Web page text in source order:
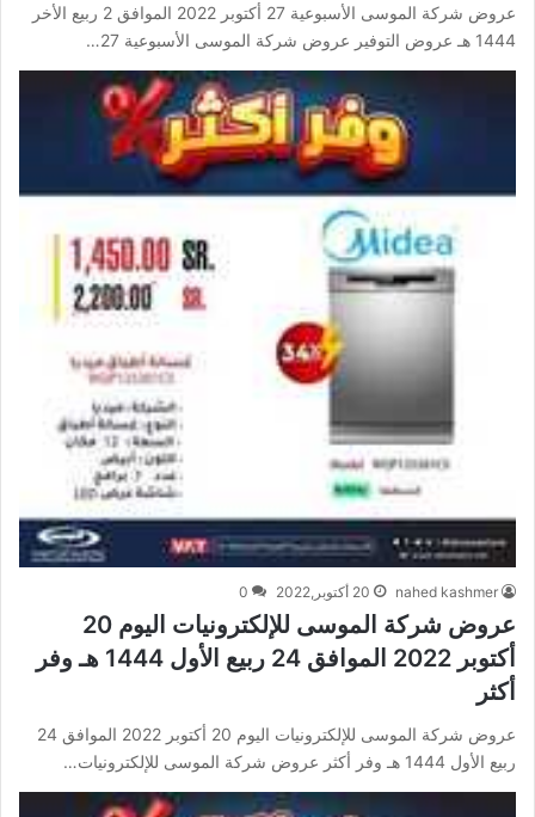
عروض شركة الموسى الأسبوعية 27 أكتوبر 2022 الموافق 2 ربيع الأخر
1444 هـ عروض التوفير عروض شركة الموسى الأسبوعية 27…
nahed kashmer 20 أكتوبر,2022 0
عروض شركة الموسى للإلكترونيات اليوم 20
أكتوبر 2022 الموافق 24 ربيع الأول 1444 هـ وفر
أكثر
عروض شركة الموسى للإلكترونيات اليوم 20 أكتوبر 2022 الموافق 24
ربيع الأول 1444 هـ وفر أكثر عروض شركة الموسى للإلكترونيات…